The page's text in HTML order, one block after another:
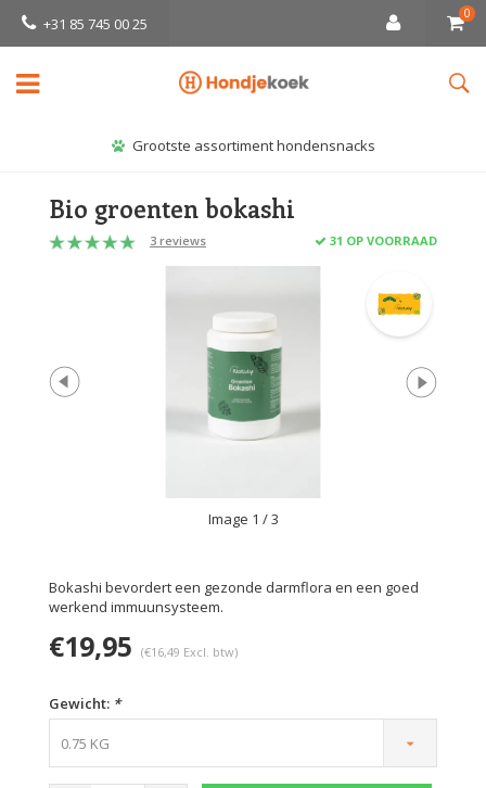
+31 85 745 00 25
0
Grootste assortiment hondensnacks
Bio groenten bokashi
3 reviews 31 OP VOORRAAD
Image 1 / 3
Bokashi bevordert een gezonde darmflora en een goed
werkend immuunsysteem.
€19,95 (€16,49 Excl. btw)
Gewicht: *
0.75 KG